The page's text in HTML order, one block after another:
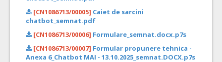
[CN1086713/00005] Caiet de sarcini
chatbot_semnat.pdf
[CN1086713/00006] Formulare_semnat.docx.p7s
[CN1086713/00007] Formular propunere tehnica -
Anexa 6_Chatbot MAI - 13.10.2025_semnat.DOCX.p7s